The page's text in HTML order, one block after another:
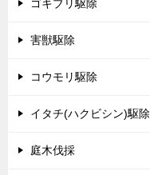
ゴキブリ駆除
害獣駆除
コウモリ駆除
イタチ(ハクビシン)駆除
庭木伐採